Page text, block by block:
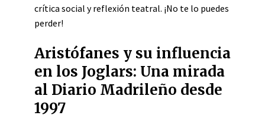
crítica social y reflexión teatral. ¡No te lo puedes
perder!
Aristófanes y su influencia
en los Joglars: Una mirada
al Diario Madrileño desde
1997